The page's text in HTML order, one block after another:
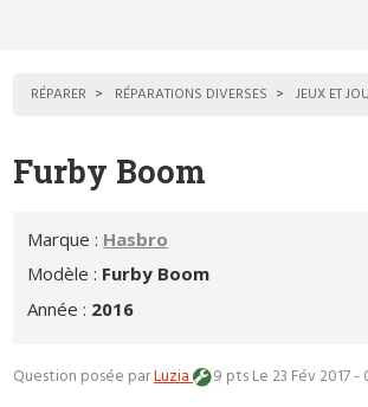
RÉPARER RÉPARATIONS DIVERSES JEUX ET
Furby Boom
Marque : Hasbro
Modèle : Furby Boom
Année : 2016
Question posée parLuzia 9 ptsLe 23 Fév 2017 -